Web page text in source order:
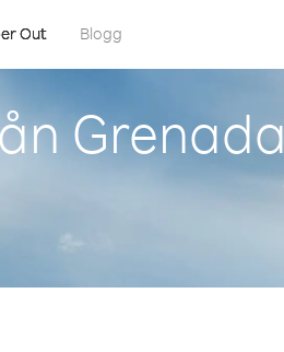
Out Blogg
Grenada